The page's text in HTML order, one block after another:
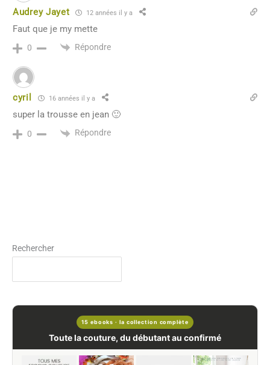
Audrey Jayet 12 années il y a
Faut que je my mette
0 Répondre
cyril 16 années il y a
super la trousse en jean 🙂
0 Répondre
Rechercher
15 ebooks · la collection complète
Toute la couture, du débutant au confirmé